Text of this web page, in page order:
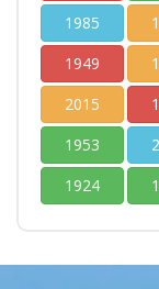
1985
1949
2015
1953
1924